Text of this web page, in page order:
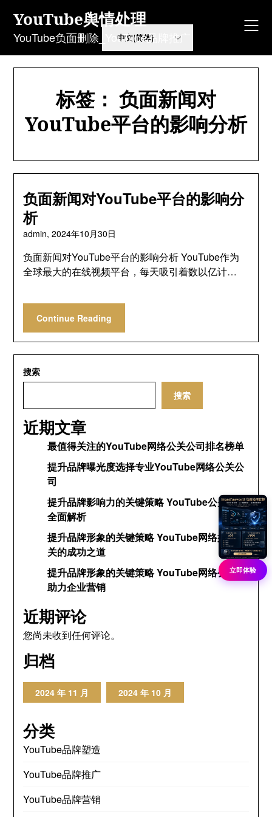
content
YouTube舆情处理
YouTube负面删除_YouTube品牌推广
标签： 负面新闻对
YouTube平台的影响分析
负面新闻对YouTube平台的影响分
析
admin,2024年10月30日
负面新闻对YouTube平台的影响分析 YouTube作为
全球最大的在线视频平台，每天吸引着数以亿计…
Continue Reading
搜索
搜索
近期文章
最值得关注的YouTube网络公关公司排名榜单
提升品牌曝光度选择专业YouTube网络公关公
司
提升品牌影响力的关键策略 YouTube公关网络
全面解析
提升品牌形象的关键策略 YouTube网络媒体公
关的成功之道
提升品牌形象的关键策略 YouTube网络公关网
助力企业营销
近期评论
您尚未收到任何评论。
归档
2024 年 11 月 2024 年 10 月
分类
YouTube品牌塑造
YouTube品牌推广
YouTube品牌营销
立即体验